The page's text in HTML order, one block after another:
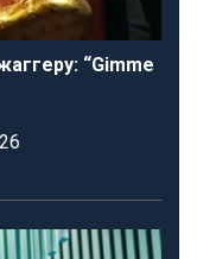
“Gimme